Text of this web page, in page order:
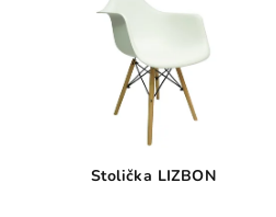
Stolička LIZBON